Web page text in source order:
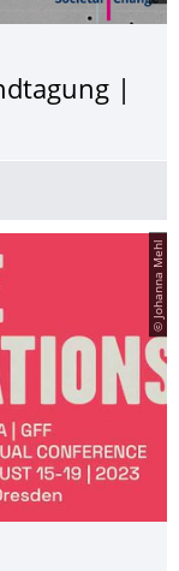
|
© Johanna Mehl